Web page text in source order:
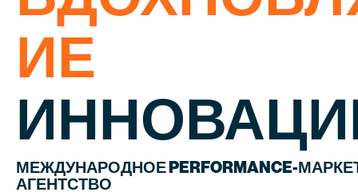
ИЕ
МЕЖДУНАРОДНОЕ PERFORMANCE-
АГЕНТСТВО